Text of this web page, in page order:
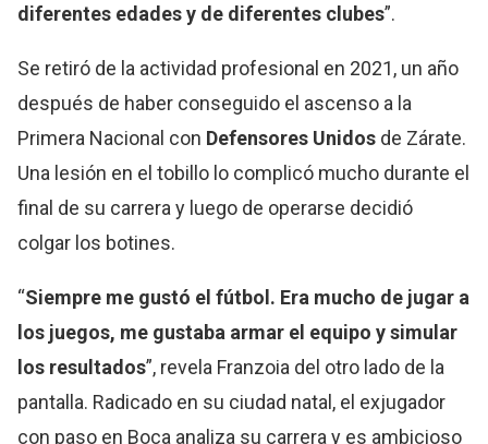
diferentes edades y de diferentes clubes”.
Se retiró de la actividad profesional en 2021, un año
después de haber conseguido el ascenso a la
Primera Nacional con Defensores Unidos de Zárate.
Una lesión en el tobillo lo complicó mucho durante el
final de su carrera y luego de operarse decidió
colgar los botines.
“Siempre me gustó el fútbol. Era mucho de jugar a
los juegos, me gustaba armar el equipo y simular
los resultados”, revela Franzoia del otro lado de la
pantalla. Radicado en su ciudad natal, el exjugador
con paso en Boca analiza su carrera y es ambicioso